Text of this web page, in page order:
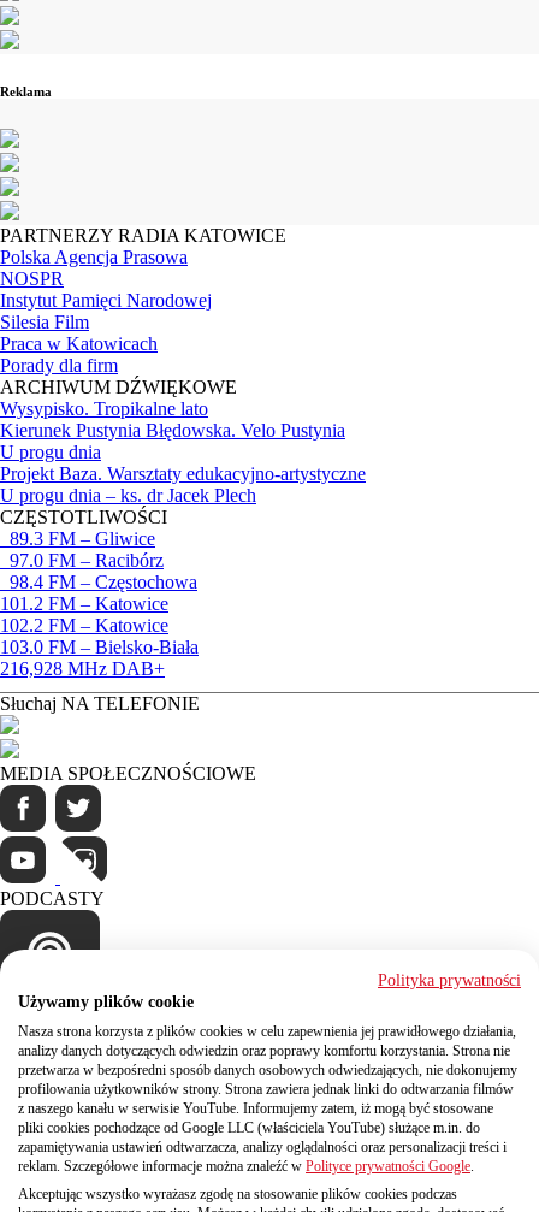
Reklama
PARTNERZY RADIA KATOWICE
Polska Agencja Prasowa
NOSPR
Instytut Pamięci Narodowej
Silesia Film
Praca w Katowicach
Porady dla firm
ARCHIWUM DŹWIĘKOWE
Wysypisko. Tropikalne lato
Kierunek Pustynia Błędowska. Velo Pustynia
U progu dnia
Projekt Baza. Warsztaty edukacyjno-artystyczne
U progu dnia – ks. dr Jacek Plech
CZĘSTOTLIWOŚCI
89.3 FM – Gliwice
97.0 FM – Racibórz
98.4 FM – Częstochowa
101.2 FM – Katowice
102.2 FM – Katowice
103.0 FM – Bielsko-Biała
216,928 MHz DAB+
Słuchaj NA TELEFONIE
MEDIA SPOŁECZNOŚCIOWE
PODCASTY
Kontakt
Polskie Radio Regionalna Rozgłośnia w Katowicach
Radio Katowice SPÓŁKA AKCYJNA w likwidacji
ul. Ligonia 29, 40-036 Katowice
tel. +48 32 2005 580, fax +48 32 2005 581
e-mail: sekretariat@radio.katowice.pl
NIP 634-00-20-312
konto: ING BSK SA O/Katowice
Polityka prywatności
Używamy plików cookie
Nasza strona korzysta z plików cookies w celu zapewnienia jej prawidłowego działania,
analizy danych dotyczących odwiedzin oraz poprawy komfortu korzystania. Strona nie
przetwarza w bezpośredni sposób danych osobowych odwiedzających, nie dokonujemy
profilowania użytkowników strony. Strona zawiera jednak linki do odtwarzania filmów
z naszego kanału w serwisie YouTube. Informujemy zatem, iż mogą być stosowane
pliki cookies pochodzące od Google LLC (właściciela YouTube) służące m.in. do
zapamiętywania ustawień odtwarzacza, analizy oglądalności oraz personalizacji treści i
reklam. Szczegółowe informacje można znaleźć w Polityce prywatności Google.
Akceptując wszystko wyrażasz zgodę na stosowanie plików cookies podczas